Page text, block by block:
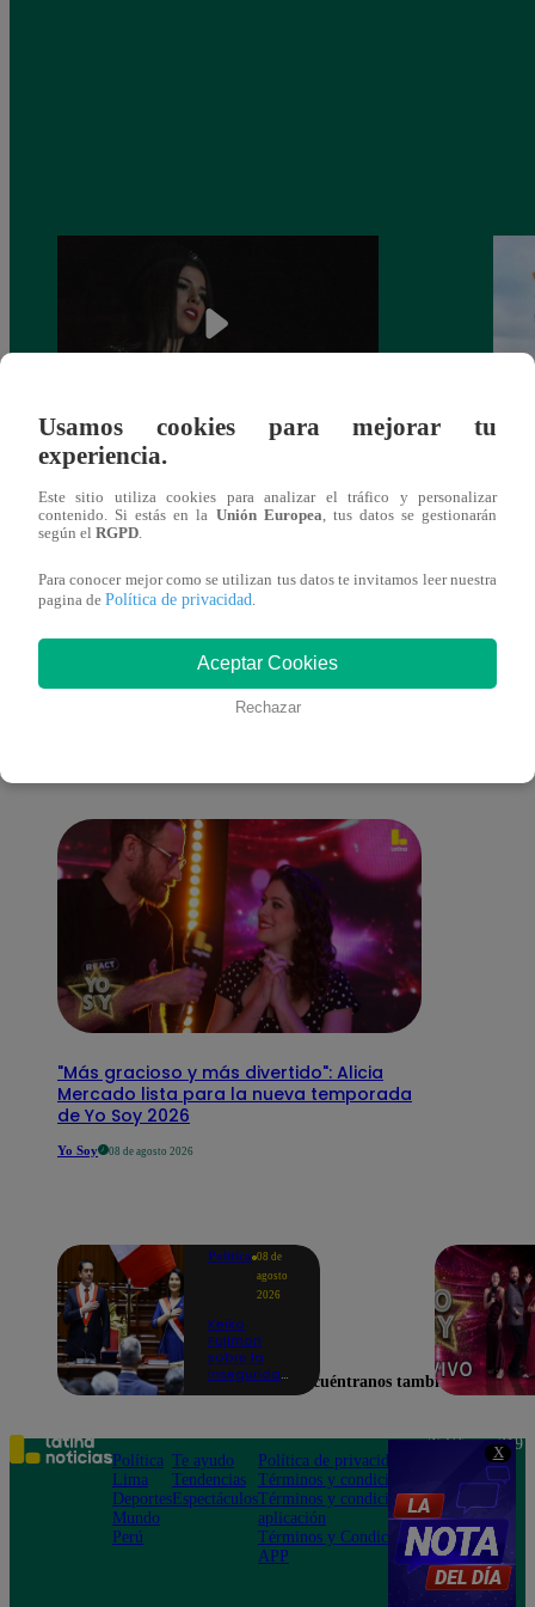
X
¿Yahaira Plasencia y Maritza Rodríguez
más unidas que nunca?
También te puede
"Más gracioso y más divertido": Alicia
Mercado lista para la nueva temporada
de Yo Soy 2026
Yo Soy 08 de agosto 2026
Política 08 de
agosto
2026
Keiko
Fujimori
sobre la
inseguridad:
que los
delincuentes
terminen en
prisión”
Usamos cookies para mejorar tu
experiencia.
Este sitio utiliza cookies para analizar el tráfico y personalizar
contenido. Si estás en la Unión Europea , tus datos se gestionarán
según el RGPD
Para conocer mejor como se utilizan tus datos te invitamos leer nuestra
pagina de Política de privacidad
Aceptar Cookies
Rechazar
Encuéntranos también en
Política
Lima
Deportes
Mundo
Perú
Te ayudo
Tendencias
Espectáculos
Política de privacidad
Términos y condiciones
Términos y condiciones
aplicación
Términos y Condiciones
APP
Teléfono: 219
Av. San
Felipe 968
Jesús María